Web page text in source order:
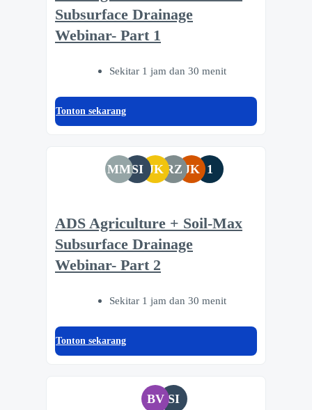
Subsurface Drainage
Webinar- Part 1
Sekitar 1 jam dan 30 menit
Tonton sekarang
MMSI JK RZ JK 1
ADS Agriculture + Soil-Max
Subsurface Drainage
Webinar- Part 2
Sekitar 1 jam dan 30 menit
Tonton sekarang
BV SI